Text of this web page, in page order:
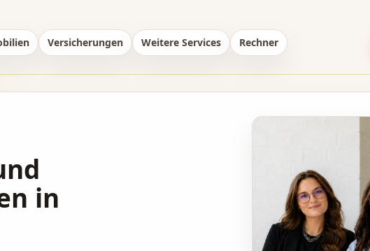
Versicherungen Weitere Services Rechner
in